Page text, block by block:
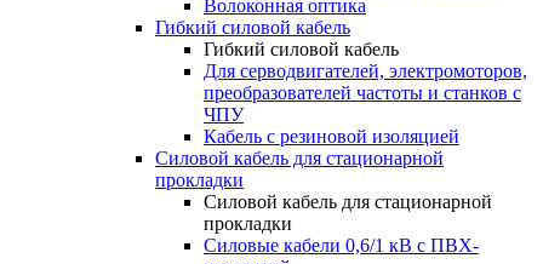
Волоконная оптика
Гибкий силовой кабель
Гибкий силовой кабель
Для серводвигателей, электромоторов,
преобразователей частоты и станков с
ЧПУ
Кабель с резиновой изоляцией
Силовой кабель для стационарной
прокладки
Силовой кабель для стационарной
прокладки
Силовые кабели 0,6/1 кВ с ПВХ-